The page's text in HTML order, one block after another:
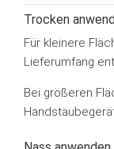
Trocken
Für kleinere
Lieferumfang
Bei größeren